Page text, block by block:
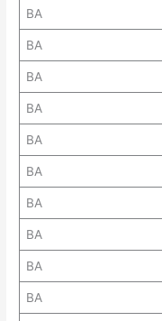
BA
BA
BA
BA
BA
BA
BA
BA
BA
BA